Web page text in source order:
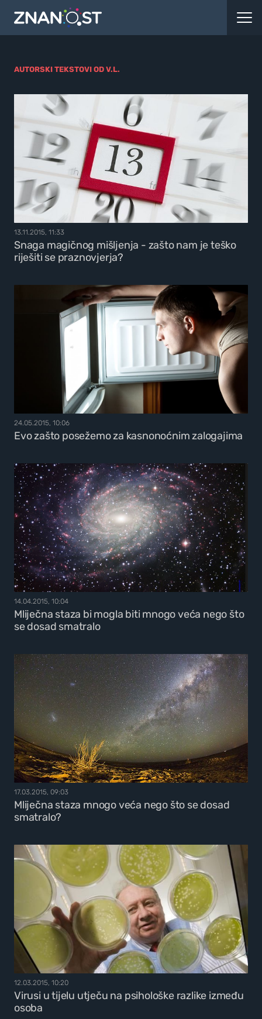
AUTORSKI TEKSTOVI OD V.L.
13.11.2015, 11:33
Snaga magičnog mišljenja - zašto nam je teško
riješiti se praznovjerja?
24.05.2015, 10:06
Evo zašto posežemo za kasnonoćnim zalogajima
14.04.2015, 10:04
Mliječna staza bi mogla biti mnogo veća nego što
se dosad smatralo
17.03.2015, 09:03
Mliječna staza mnogo veća nego što se dosad
smatralo?
12.03.2015, 10:20
Virusi u tijelu utječu na psihološke razlike između
osoba